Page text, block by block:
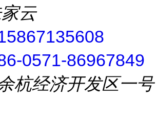
云
0571-86967849
杭经济开发区一号